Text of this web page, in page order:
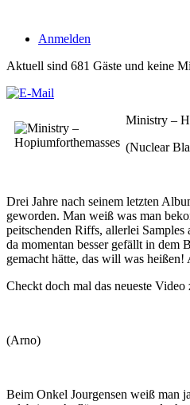
Anmelden
Aktuell sind 681 Gäste und keine
Ministry –
(Nuclear
Drei Jahre nach seinem letzten
geworden. Man weiß was man
peitschenden Riffs, allerlei
da momentan besser gefällt in dem
gemacht hätte, das will was
Checkt doch mal das neueste
(Arno)
Beim Onkel Jourgensen weiß man